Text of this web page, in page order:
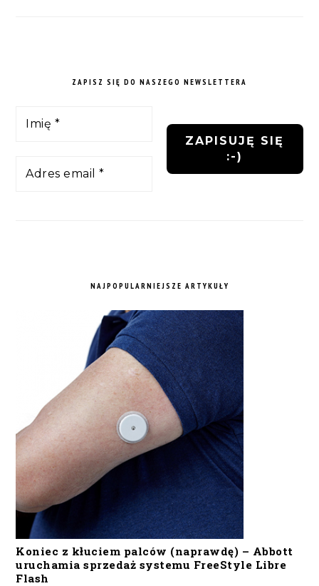
ZAPISZ SIĘ DO NASZEGO NEWSLETTERA
NAJPOPULARNIEJSZE ARTYKUŁY
Koniec z kłuciem palców (naprawdę) – Abbott
uruchamia sprzedaż systemu FreeStyle Libre
Flash